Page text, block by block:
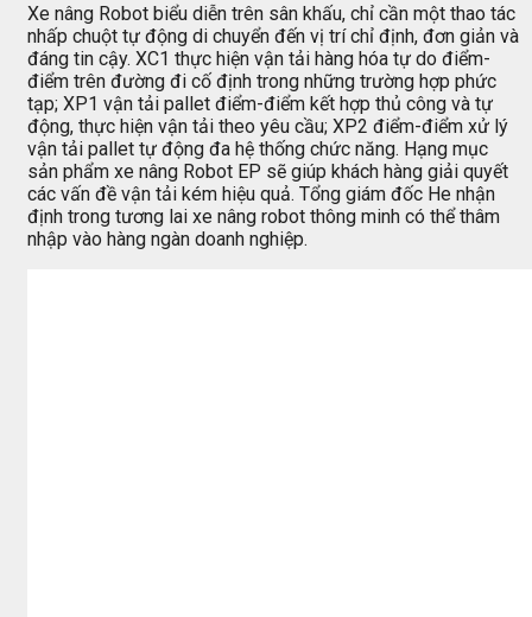
Xe nâng Robot biểu diễn trên sân khấu, chỉ cần một thao tác
nhấp chuột tự động di chuyển đến vị trí chỉ định, đơn giản và
đáng tin cậy. XC1 thực hiện vận tải hàng hóa tự do điểm-
điểm trên đường đi cố định trong những trường hợp phức
tạp; XP1 vận tải pallet điểm-điểm kết hợp thủ công và tự
động, thực hiện vận tải theo yêu cầu; XP2 điểm-điểm xử lý
vận tải pallet tự động đa hệ thống chức năng. Hạng mục
sản phẩm xe nâng Robot EP sẽ giúp khách hàng giải quyết
các vấn đề vận tải kém hiệu quả. Tổng giám đốc He nhận
định trong tương lai xe nâng robot thông minh có thể thâm
nhập vào hàng ngàn doanh nghiệp.